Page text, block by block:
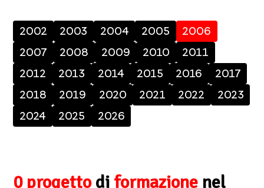
2002 2003 2004 2005
2006
2007
2008 2009 2010
2011
2012
2013 2014 2015 2016
2017
2018
2019 2020 2021 2022
2023
2024
2025 2026
0 progettodi formazione nel